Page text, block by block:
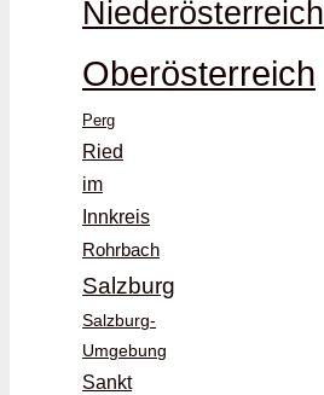
Niederösterreich
Oberösterreich
Perg
Ried
im
Innkreis
Rohrbach
Salzburg
Salzburg-
Umgebung
Sankt